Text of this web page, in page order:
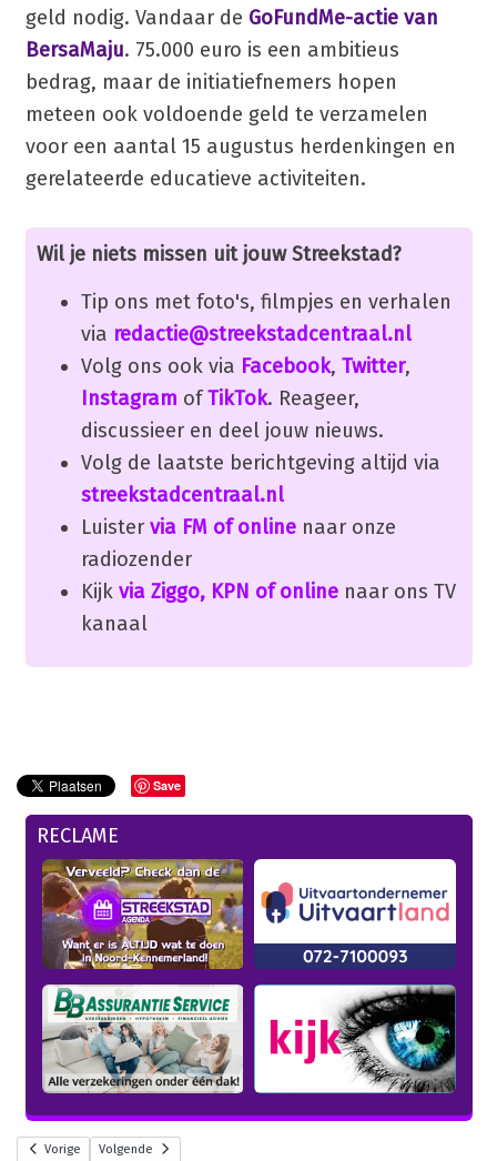
geld nodig. Vandaar de GoFundMe-actie van
BersaMaju. 75.000 euro is een ambitieus
bedrag, maar de initiatiefnemers hopen
meteen ook voldoende geld te verzamelen
voor een aantal 15 augustus herdenkingen en
gerelateerde educatieve activiteiten.
Wil je niets missen uit jouw Streekstad?
Tip ons met foto's, filmpjes en verhalen
via redactie@streekstadcentraal.nl
Volg ons ook via Facebook, Twitter,
Instagram ofTikTok. Reageer,
discussieer en deel jouw nieuws.
Volg de laatste berichtgeving altijd via
streekstadcentraal.nl
Luister via FM of onlinenaar onze
radiozender
Kijk via Ziggo, KPN of onlinenaar ons TV
kanaal
Save
RECLAME
Vorige Volgende